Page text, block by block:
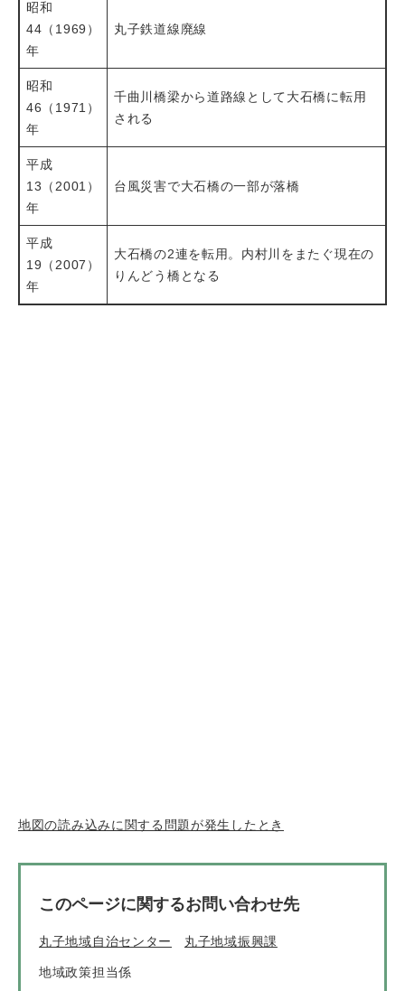
昭和
44（1969）
年
丸子鉄道線廃線
昭和
46（1971）
年
千曲川橋梁から道路線として大石橋に転用
される
平成
13（2001）
年
台風災害で大石橋の一部が落橋
平成
19（2007）
年
大石橋の2連を転用。内村川をまたぐ現在の
りんどう橋となる
地図の読み込みに関する問題が発生したとき
このページに関するお問い合わせ先
丸子地域自治センター 丸子地域振興課
地域政策担当係